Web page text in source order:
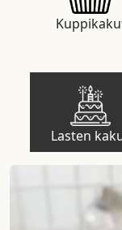
Lasten